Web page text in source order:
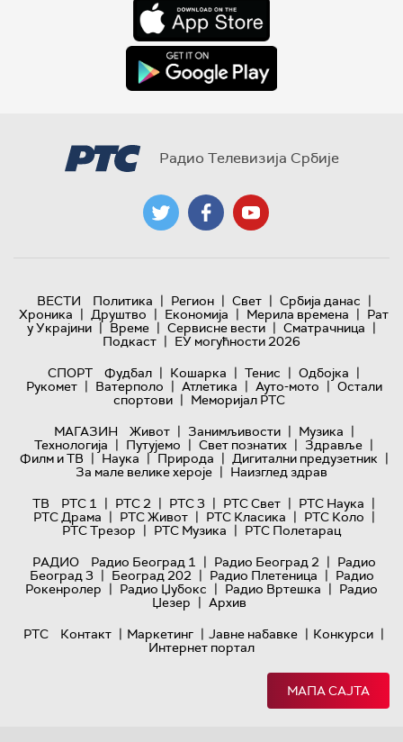
Радио Телевизија Србије
ВЕСТИ Политика | Регион | Свет | Србија данас |
Хроника | Друштво | Економија | Мерила времена | Рат
у Украјини | Време | Сервисне вести | Сматрачница |
Подкаст | ЕУ могућности 2026
СПОРТ
Фудбал | Кошарка | Тенис | Одбојка |
Рукомет | Ватерполо | Атлетика | Ауто-мото | Остали
спортови | Меморијал РТС
МАГАЗИН
Живот | Занимљивости | Музика |
Технологијa | Путујемо | Свет познатих | Здравље |
Филм и ТВ | Наука | Природа | Дигитални предузетник |
За мале велике хероје | Наизглед здрав
ТВ
РТС 1 | РТС 2 | РТС 3 | РТС Свет | РТС Наука |
РТС Драма | РТС Живот | РТС Класика | РТС Коло |
РТС Трезор | РТС Музика | РТС Полетарац
РАДИО
Радио Београд 1 | Радио Београд 2 | Радио
Београд 3 | Београд 202 | Радио Плетеница | Радио
Рокенролер | Радио Џубокс | Радио Вртешка | Радио
Џезер | Архив
РТС
Контакт | Маркетинг | Јавне набавке | Конкурси |
Интернет портал
МАПА САЈТА